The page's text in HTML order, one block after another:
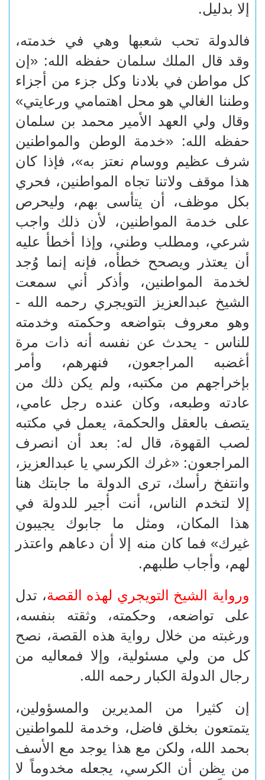
إلا بدليل.
فالدولة تحب شعبها وهي في خدمته،
وقد قال الملك سلمان حفظه الله: «إن
كل مواطن في بلادنا وكل جزء من أجزاء
وطننا الغالي هو محل اهتمامي ورعايتي»
وقال ولي العهد الأمير محمد بن سلمان
حفظه الله: «خدمة الوطن والمواطنين
شرف عظيم ووسام نعتز به»، فإذا كان
هذا موقف ولاتنا تجاه المواطنين، فحري
بكل موظف، أن يتأسى بهم، وليحرص
على خدمة المواطنين، لأن ذلك واجب
شرعي، ومطلب وطني، وإذا أخطأ عليه
أن يعتذر ويصحح خطأه، فإنه إنما وُجد
لخدمة المواطنين، وأذكر أني سمعت
الشيخ عبدالعزيز التويجري رحمه الله -
وهو معروف بتواضعه وحكمته وخدمته
للناس - يحدث عن نفسه أنه ذات مرة
أغضبه المراجعون، فنهرهم، وأمر
بإخراجهم من مكتبه، ولم يكن ذلك من
عادته وطبعه، وكان عنده رجل عامي،
يتصف بالعقل والحكمة، يعمل في مكتبه
لصب القهوة، قال له: بعد أن انصرف
المراجعون: «غرك الكرسي يا عبدالعزيز،
وانتفخ رأسك، ترى الدولة ما جابتك هنا
إلا لتخدم الناس، أنت أجير للدولة في
هذا المكان، ومثل ما جابوك يجيبون
غيرك» فما كان منه إلا أن دعاهم واعتذر
لهم، وأجاب طلبهم.
ورواية الشيخ التويجري لهذه القصة، تدل
على تواضعه، وحكمته، وثقته بنفسه،
ورغبته من خلال رواية هذه القصة، نصح
كل من ولي مسئولية، وإلا فمعاليه من
رجال الدولة الكبار رحمه الله.
إن كثيرا من المديرين والمسؤولين،
يتمتعون بخلق فاضل، وخدمة للمواطنين
بحمد الله، ولكن مع هذا يوجد مع الأسف
من يظن أن الكرسي، يجعله مخدوماً لا